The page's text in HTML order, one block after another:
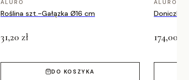
ALURO
Roślina szt.-Gałązka Ø16 cm
31,20 zł
DO KOSZYKA
ALURO
Doniczka
174,00 zł